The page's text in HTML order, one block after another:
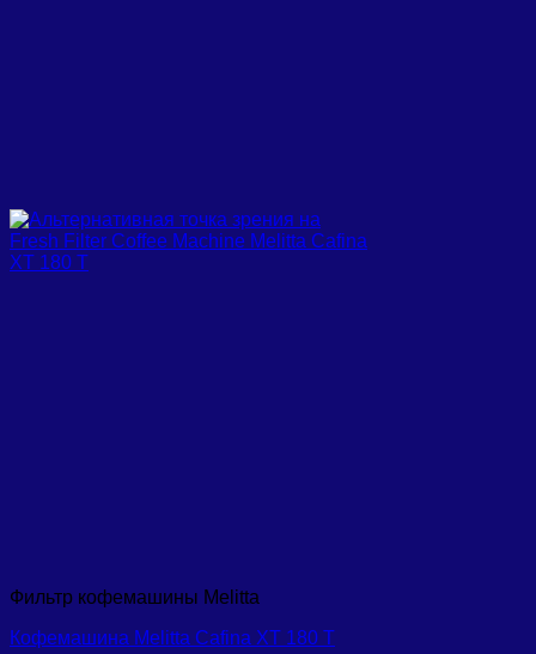
Фильтр кофемашины Melitta
Кофемашина Melitta Cafina XT 180 T